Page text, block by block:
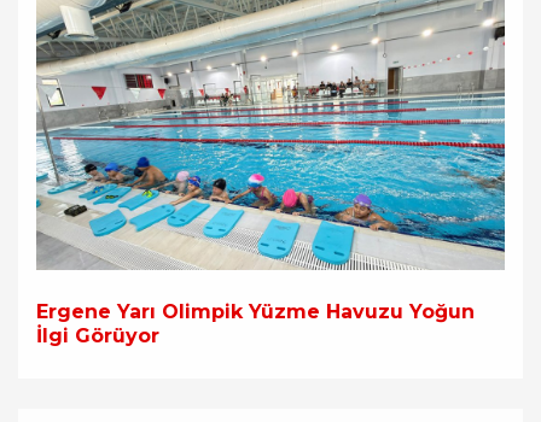
Ergene Yarı Olimpik Yüzme Havuzu Yoğun
İlgi Görüyor